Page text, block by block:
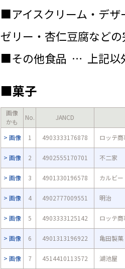
■アイスクリーム・デ
ゼリー・杏仁豆腐など
■その他食品 … 上記以
■菓子
画像
かも
No. JANCD
画像 1 4903333176878 ロッテ商
画像 2 4902555170701 不二家
画像 3 4901330196578 カルビー
画像 4 4902777009551 明治
画像 5 4903333125142 ロッテ商
画像 6 4901313196922 亀田製菓
画像 7 4514410113572 湖池屋